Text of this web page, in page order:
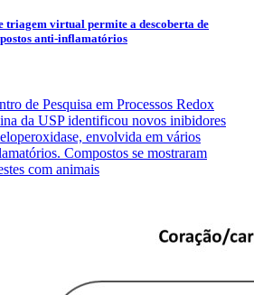
triagem virtual permite a descoberta de
anti-inflamatórios
de Pesquisa em Processos Redox
da USP identificou novos inibidores
envolvida em vários
Compostos se mostraram
com animais